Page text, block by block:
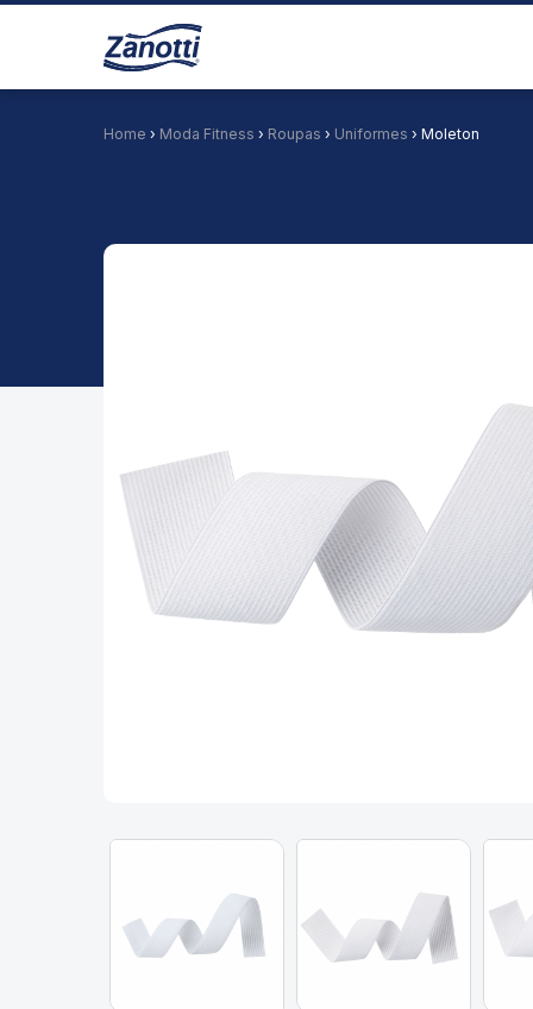
Home › Moda Fitness › Roupas › Uniformes › Moleton